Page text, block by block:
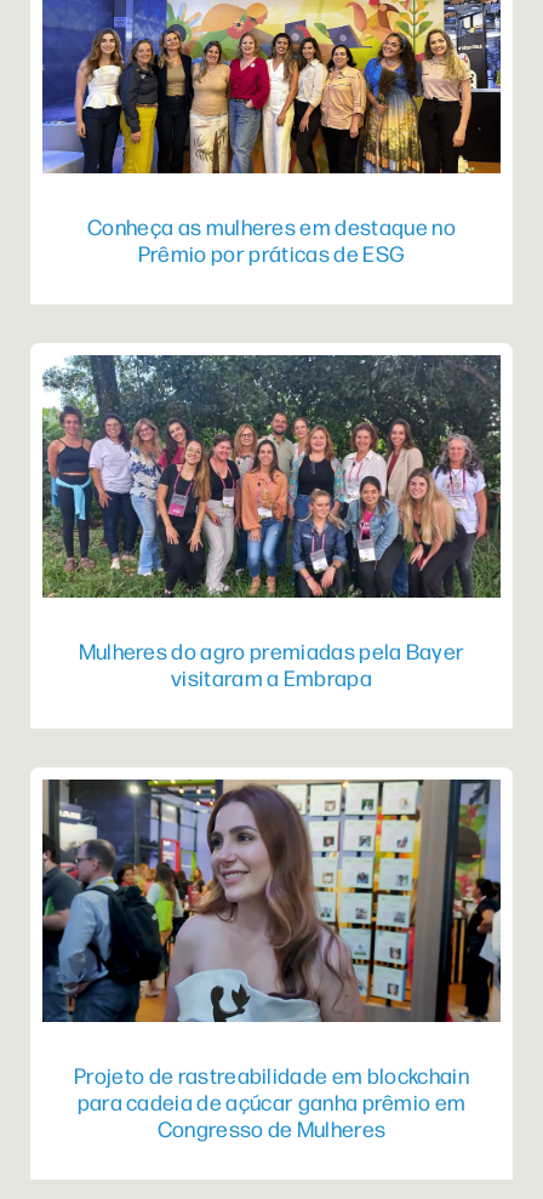
Conheça as mulheres em destaque no
Prêmio por práticas de ESG
Mulheres do agro premiadas pela Bayer
visitaram a Embrapa
Projeto de rastreabilidade em blockchain
para cadeia de açúcar ganha prêmio em
Congresso de Mulheres